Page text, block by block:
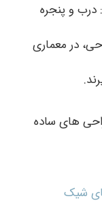
درب و پنجره
در معماری
های ساده